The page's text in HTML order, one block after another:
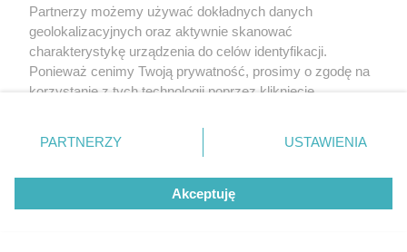
Partnerzy możemy używać dokładnych danych
geolokalizacyjnych oraz aktywnie skanować
charakterystykę urządzenia do celów identyfikacji.
Ponieważ cenimy Twoją prywatność, prosimy o zgodę na
korzystanie z tych technologii poprzez kliknięcie
zmienić/wycofać klikając przycisk ustawień prywatności
znajdujący się w lewym dolnym rogu strony
rodzaje przetwarzania danych nie wymagają zgody
użytkownika, ale masz prawo sprzeciwić się takiemu
przetwarzaniu. Preferencje będą miały zastosowanie tylko
PARTNERZY USTAWIENIA
Akceptuję